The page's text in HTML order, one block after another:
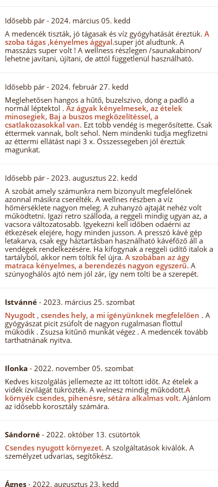
Idősebb pár - 2024. március 05. kedd
A medencék tiszták, jó tágasak és víz gyógyhatását éreztük. A
szoba tágas ,kényelmes ággyal.super jót aludtunk. A
masszázs super volt ! A wellness részlegen /saunakabinon/
lehetne javítani, újítani, de attól függetlenül használható.
Idősebb pár - 2024. február 27. kedd
Meglehetősen hangos a hűtő, buzelszivo, döng a padló a
normál léptektol . Az ágyak kényelmesek, az ételek
minosegiek, Baj a buszos megközelítéssel, a
csatlakozasokkal van. Ezt több vendég is megerősítette. Csak
éttermek vannak, bolt sehol. Nem mindenki tudja megfizetni
az éttermi ellátást napi 3 x. Összessegeben jól éreztük
magunkat.
Idősebb pár - 2023. augusztus 22. kedd
A szobát amely számunkra nem bizonyult megfelelőnek
azonnal másikra cserélték. A wellnes részben a víz
hőmérséklete nagyon meleg. A zuhanyzó ajtaját nehéz volt
működtetni. Igazi retro szálloda, a reggeli mindig ugyan az, a
vacsora változatosabb. Igyekezni kell időben odaérni az
étkezések elejére, hogy minden jusson. A presszó kávé gép
letakarva, csak egy háztartásban használható kávéfőző áll a
vendégek rendelkezésére. Ha kifogynak a reggeli üdítő italok a
tartályból, akkor nem töltik fel újra. A szobában az ágy
matraca kényelmes, a berendezés nagyon egyszerű. A
szúnyoghálós ajtó nem jól zár, így nem tölti be a szerepét.
Istvánné - 2023. március 25. szombat
Nyugodt , csendes hely, a mi igényünknek megfelelően . A
gyógyászat picit zsúfolt de nagyon rugalmasan flottul
működik . Zsuzsa kitűnő munkát végez . A medencék tovább
tarthatnának nyitva.
Ilonka - 2022. november 05. szombat
Kedves kiszolgálás jellemezte az itt töltött időt. Az ételek a
vidék ízvilágát tükrözték. A welnesz mindig működött.A
környék csendes, pihenésre, sétára alkalmas volt. Ajánlom
az idősebb korosztály számára.
Sándorné - 2022. október 13. csütörtök
Csendes nyugott környezet. A szolgáltatások kiválók. A
személyzet udvarias, segítőkész.
Ágnes - 2022. augusztus 23. kedd